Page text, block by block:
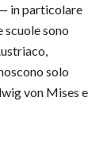
in particolare
sono
solo
von Mises e